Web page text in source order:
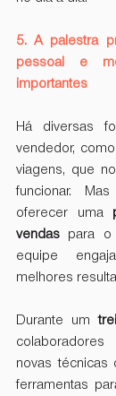
5. A palestra
pessoal e
importantes
Há diversas
vendedor,
viagens, que
funcionar.
oferecer uma
vendas para
equipe
melhores
Durante um
novas técnicas
ferramentas